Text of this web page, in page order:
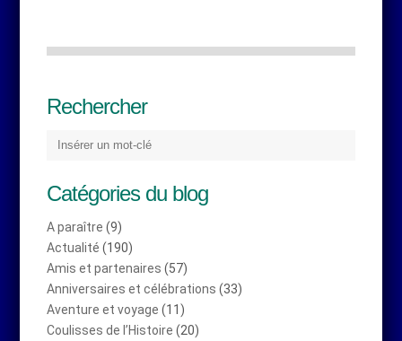
Rechercher
Catégories du blog
A paraître (9)
Actualité (190)
Amis et partenaires (57)
Anniversaires et célébrations (33)
Aventure et voyage (11)
Coulisses de l’Histoire (20)